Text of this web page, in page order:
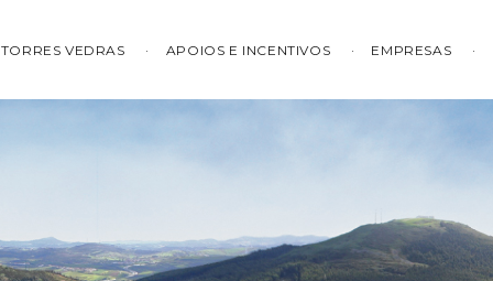
TORRES VEDRAS APOIOS E INCENTIVOS EMPRESAS